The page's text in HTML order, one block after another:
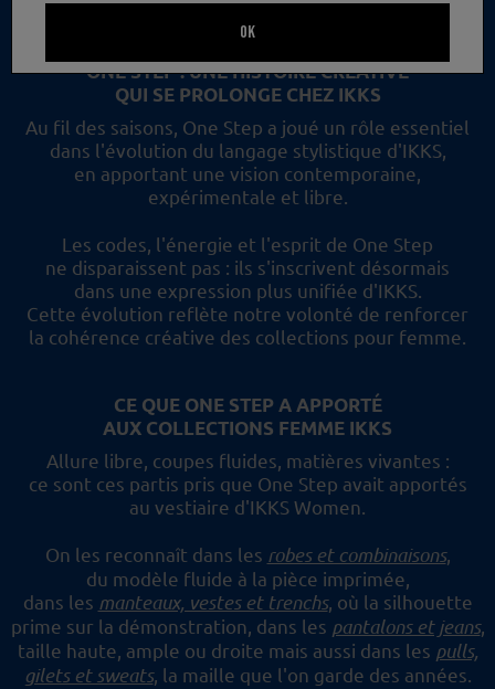
ONE STEP : UNE HISTOIRE CRÉATIVE
QUI SE PROLONGE CHEZ IKKS
Au fil des saisons, One Step a joué un rôle essentiel
dans l'évolution du langage stylistique d'IKKS,
en apportant une vision contemporaine,
expérimentale et libre.
Les codes, l'énergie et l'esprit de One Step
ne disparaissent pas : ils s'inscrivent désormais
dans une expression plus unifiée d'IKKS.
Cette évolution reflète notre volonté de renforcer
la cohérence créative des collections pour femme.
CE QUE ONE STEP A APPORTÉ
AUX COLLECTIONS FEMME IKKS
Allure libre, coupes fluides, matières vivantes :
ce sont ces partis pris que One Step avait apportés
au vestiaire d'IKKS Women.
On les reconnaît dans les robes et combinaisons,
du modèle fluide à la pièce imprimée,
dans les manteaux, vestes et trenchs, où la silhouette
prime sur la démonstration, dans les pantalons et jeans,
taille haute, ample ou droite mais aussi dans les pulls,
gilets et sweats, la maille que l'on garde des années.
OK